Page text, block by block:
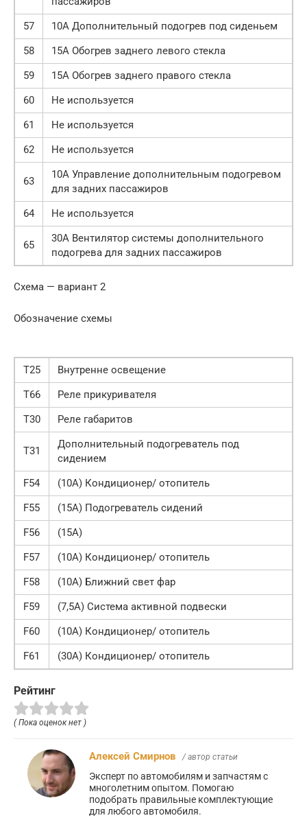
57
10А Дополнительный подогрев под сиденьем
58
15А Обогрев заднего левого стекла
59
15А Обогрев заднего правого стекла
60
Не используется
61
Не используется
62
Не используется
63
10А Управление дополнительным подогревом
для задних пассажиров
64
Не используется
65
30А Вентилятор системы дополнительного
подогрева для задних пассажиров
Схема — вариант 2
Обозначение схемы
T25
Внутренне освещение
T66
Реле прикуривателя
T30
Реле габаритов
T31
Дополнительный подогреватель под
сидением
F54
(10A) Кондиционер/ отопитель
F55
(15A) Подогреватель сидений
F56
(15A)
F57
(10A) Кондиционер/ отопитель
F58
(10A) Ближний свет фар
F59
(7,5A) Система активной подвески
F60
(10A) Кондиционер/ отопитель
F61
(30A) Кондиционер/ отопитель
Рейтинг
( Пока оценок нет )
Алексей Смирнов / автор статьи
Эксперт по автомобилям и запчастям с
многолетним опытом. Помогаю
подобрать правильные комплектующие
для любого автомобиля.